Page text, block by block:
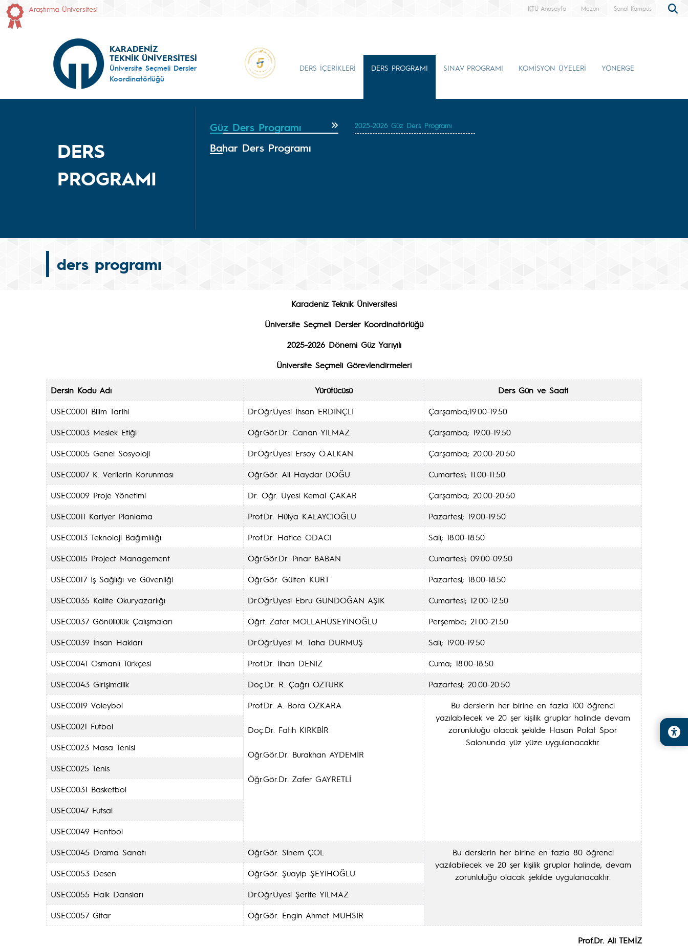
Araştırma Üniversitesi KTÜ Anasayfa Mezun Sanal Kampüs
KARADENİZ
TEKNİK ÜNİVERSİTESİ
Üniversite Seçmeli Dersler
Koordinatörlüğü
DERS İÇERİKLERİ DERS PROGRAMI SINAV PROGRAMI KOMİSYON ÜYELERİ YÖNERGE
DERS
PROGRAMI
Güz Ders Programı
Bahar Ders Programı
2025-2026 Güz Ders Programı
ders programı
Karadeniz Teknik Üniversitesi
Üniversite Seçmeli Dersler Koordinatörlüğü
2025-2026 Dönemi Güz Yarıyılı
Üniversite Seçmeli Görevlendirmeleri
Dersin Kodu Adı Yürütücüsü
Ders Gün ve Saati
USEC0001 Bilim Tarihi
Dr.Öğr.Üyesi İhsan ERDİNÇLİ
Çarşamba;19.00-19.50
USEC0003 Meslek Etiği
Öğr.Gör.Dr. Canan YILMAZ
Çarşamba; 19.00-19.50
USEC0005 Genel Sosyoloji
Dr.Öğr.Üyesi Ersoy Ö.ALKAN
Çarşamba; 20.00-20.50
USEC0007 K. Verilerin Korunması
Öğr.Gör. Ali Haydar DOĞU
Cumartesi; 11.00-11.50
USEC0009 Proje Yönetimi
Dr. Öğr. Üyesi Kemal ÇAKAR
Çarşamba; 20.00-20.50
USEC0011 Kariyer Planlama
Prof.Dr. Hülya KALAYCIOĞLU
Pazartesi; 19.00-19.50
USEC0013 Teknoloji Bağımlılığı
Prof.Dr. Hatice ODACI
Salı; 18.00-18.50
USEC0015 Project Management
Öğr.Gör.Dr. Pınar BABAN
Cumartesi; 09.00-09.50
USEC0017 İş Sağlığı ve Güvenliği
Öğr.Gör. Gülten KURT
Pazartesi; 18.00-18.50
USEC0035 Kalite Okuryazarlığı
Dr.Öğr.Üyesi Ebru GÜNDOĞAN AŞIK
Cumartesi; 12.00-12.50
USEC0037 Gönüllülük Çalışmaları
Öğrt. Zafer MOLLAHÜSEYİNOĞLU
Perşembe; 21.00-21.50
USEC0039 İnsan Hakları
Dr.Öğr.Üyesi M. Taha DURMUŞ
Salı; 19.00-19.50
USEC0041 Osmanlı Türkçesi
Prof.Dr. İlhan DENİZ
Cuma; 18.00-18.50
USEC0043 Girişimcilik
Doç.Dr. R. Çağrı ÖZTÜRK
Pazartesi; 20.00-20.50
USEC0019 Voleybol
Prof.Dr. A. Bora ÖZKARA
Doç.Dr. Fatih KIRKBİR
Öğr.Gör.Dr. Burakhan AYDEMİR
Öğr.Gör.Dr. Zafer GAYRETLİ
Bu derslerin her birine en fazla 100 öğrenci
yazılabilecek ve 20 şer kişilik gruplar halinde devam
zorunluluğu olacak şekilde Hasan Polat Spor
Salonunda yüz yüze uygulanacaktır.
USEC0021 Futbol
USEC0023 Masa Tenisi
USEC0025 Tenis
USEC0031 Basketbol
USEC0047 Futsal
USEC0049 Hentbol
USEC0045 Drama Sanatı
Öğr.Gör. Sinem ÇOL
Bu derslerin her birine en fazla 80 öğrenci
yazılabilecek ve 20 şer kişilik gruplar halinde, devam
zorunluluğu olacak şekilde uygulanacaktır.
USEC0053 Desen
Öğr.Gör. Şuayip ŞEYİHOĞLU
USEC0055 Halk Dansları
Dr.Öğr.Üyesi Şerife YILMAZ
USEC0057 Gitar
Öğr.Gör. Engin Ahmet MUHSİR
Prof.Dr. Ali TEMİZ